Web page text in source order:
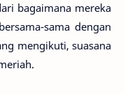
bagaimana mereka
sama dengan
mengikuti, suasana